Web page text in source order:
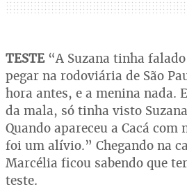
TESTE“A Suzana tinha
pegar na rodoviária de São
hora antes, e a menina nada.
da mala, só tinha visto
Quando apareceu a Cacá com
foi um alívio.” Chegando na
Marcélia ficou sabendo que
teste.